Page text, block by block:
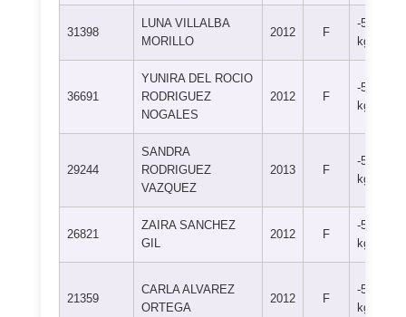
31398
LUNA VILLALBA
MORILLO
2012 F
-52
kg
36691
YUNIRA DEL ROCIO
RODRIGUEZ
NOGALES
2012 F
-52
kg
29244
SANDRA
RODRIGUEZ
VAZQUEZ
2013 F
-52
kg
26821
ZAIRA SANCHEZ
GIL
2012 F
-52
kg
21359
CARLA ALVAREZ
ORTEGA
2012 F
-52
kg